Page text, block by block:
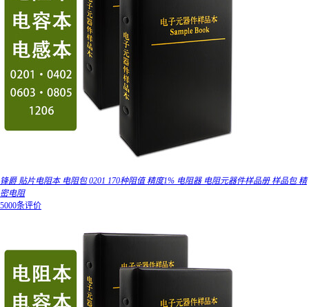
锋爵 贴片电阻本 电阻包 0201 170种阻值 精度1% 电阻器 电阻元器件样品册 样品包 精
密电阻
5000条评价